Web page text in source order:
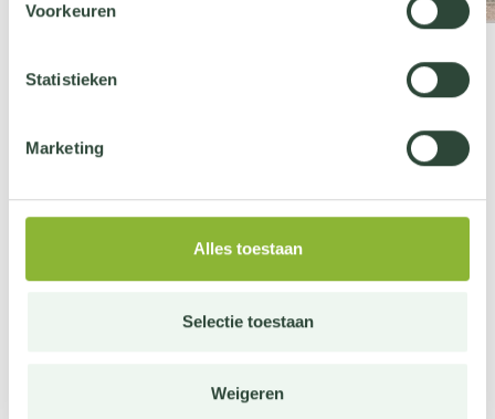
Voorkeuren
Statistieken
Marketing
Alles toestaan
Selectie toestaan
Weigeren
Nowoczesne produkty ogrodowe